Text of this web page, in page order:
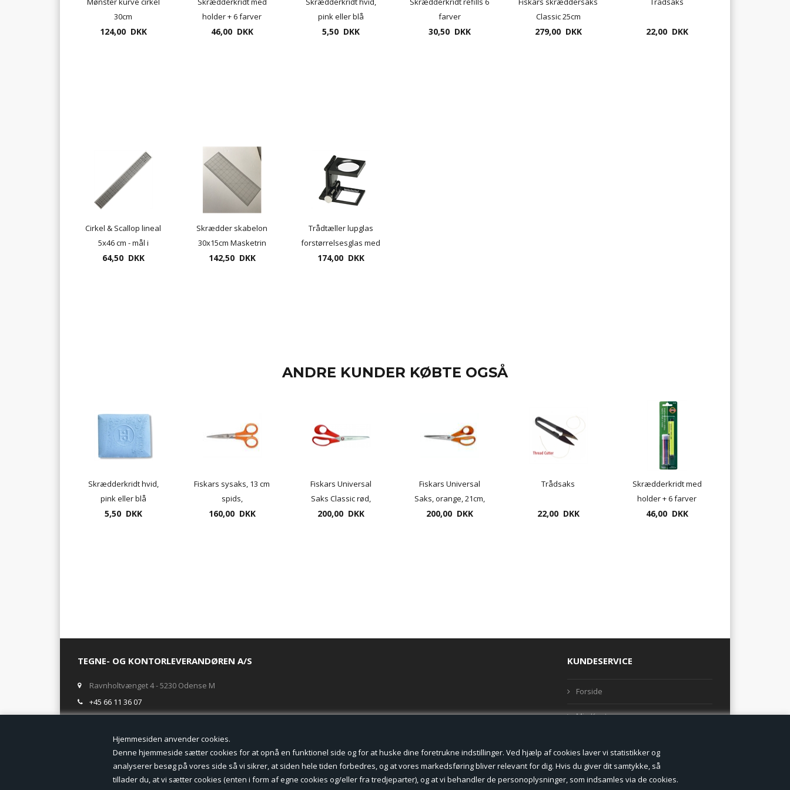
Hjemmesiden anvender cookies.
Denne hjemmeside sætter cookies for at opnå en funktionel side og for at huske dine foretrukne indstillinger. Ved hjælp af cookies laver vi statistikker og
analyserer besøg på vores side så vi sikrer, at siden hele tiden forbedres, og at vores markedsføring bliver relevant for dig. Hvis du giver dit samtykke, så
tillader du, at vi sætter cookies (enten i form af egne cookies og/eller fra tredjeparter), og at vi behandler de personoplysninger, som indsamles via de cookies.
30cm
124,00 DKK
holder + 6 farver
46,00 DKK
pink eller blå
5,50 DKK
farver
30,50 DKK
Classic 25cm
279,00 DKK 22,00 DKK
Cirkel & Scallop lineal
5x46 cm - mål i
tommer
64,50 DKK
Skrædder skabelon
30x15cm Masketrin
3cm
142,50 DKK
Trådtæller lupglas
forstørrelsesglas med
lys op til 5 gange
174,00 DKK
ANDRE KUNDER KØBTE OGSÅ
Skrædderkridt hvid,
pink eller blå
5,50 DKK
Fiskars sysaks, 13 cm
spids,
160,00 DKK
Fiskars Universal
Saks Classic rød,
21cm venstrehånds
200,00 DKK
Fiskars Universal
Saks, orange, 21cm,
højrehåndsaks
200,00 DKK
Trådsaks
22,00 DKK
Skrædderkridt med
holder + 6 farver
46,00 DKK
TEGNE- OG KONTORLEVERANDØREN A/S
Ravnholtvænget 4 - 5230 Odense M
+45 66 11 36 07
salg@tegneogkontor.dk
ÅBNINGSTIDER I BUTIKKEN
Mandag-Fredag: 8.00 - 17.00
Ring gerne for lagerstatus inden besøg i butikken
KUNDESERVICE
Forside
Min Konto
Vilkår og betingelser